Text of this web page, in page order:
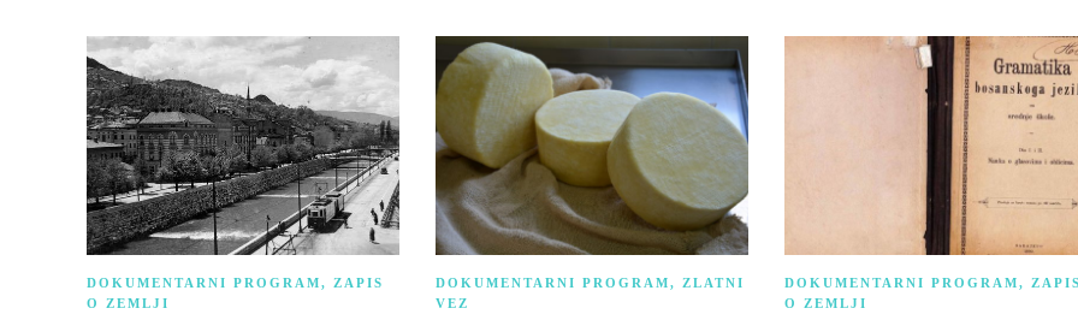
DOKUMENTARNI PROGRAM, ZAPIS
O ZEMLJI
DOKUMENTARNI PROGRAM, ZLATNI
VEZ
DOKUMENTARNI PROGRAM, ZAPIS
O ZEMLJI